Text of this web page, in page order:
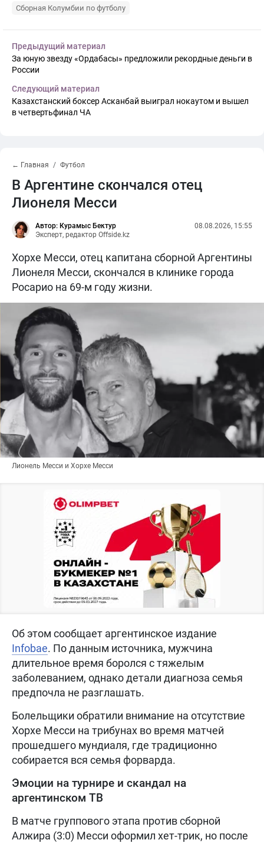
Сборная Колумбии по футболу
Предыдущий материал
За юную звезду «Ордабасы» предложили рекордные деньги в
России
Следующий материал
Казахстанский боксер Асканбай выиграл нокаутом и вышел
в четвертьфинал ЧА
← Главная Футбол
В Аргентине скончался отец
Лионеля Месси
Автор: Курамыс Бектур
Эксперт, редактор Offside.kz
08.08.2026, 15:55
Хорхе Месси, отец капитана сборной Аргентины
Лионеля Месси, скончался в клинике города
Росарио на 69-м году жизни.
Лионель Месси и Хорхе Месси
Об этом сообщает аргентинское издание
Infobae. По данным источника, мужчина
длительное время боролся с тяжелым
заболеванием, однако детали диагноза семья
предпочла не разглашать.
Болельщики обратили внимание на отсутствие
Хорхе Месси на трибунах во время матчей
прошедшего мундиаля, где традиционно
собирается вся семья форварда.
Эмоции на турнире и скандал на
аргентинском ТВ
В матче группового этапа против сборной
Алжира (3:0) Месси оформил хет-трик, но после